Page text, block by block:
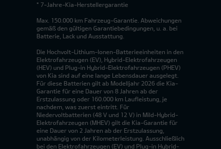
* 7-Jahre-Kia-Herstellergarantie
Max. 150.000 km Fahrzeug-Garantie. Abweichungen
gemäß den gültigen Garantiebedingungen, u. a. bei
Batterie, Lack und Ausstattung.
Die Hochvolt-Lithium-Ionen-Batterieeinheiten in den
Elektrofahrzeugen (EV), Hybrid-Elektrofahrzeugen
(HEV) und Plug-in Hybrid-Elektrofahrzeugen (PHEV)
von Kia sind auf eine lange Lebensdauer ausgelegt.
Für diese Batterien gilt ab Modelljahr 2026 die Kia-
Garantie für eine Dauer von 8 Jahren ab der
Erstzulassung oder 160.000 km Laufleistung, je
nachdem, was zuerst eintritt. Für
Niedervoltbatterien (48 V und 12 V) in Mild-Hybrid-
Elektrofahrzeugen (MHEV) gilt die Kia-Garantie für
eine Dauer von 2 Jahren ab der Erstzulassung,
unabhängig von der Kilometerleistung. Ausschließlich
bei den Elektrofahrzeugen (EV) und Plug-in Hybrid-